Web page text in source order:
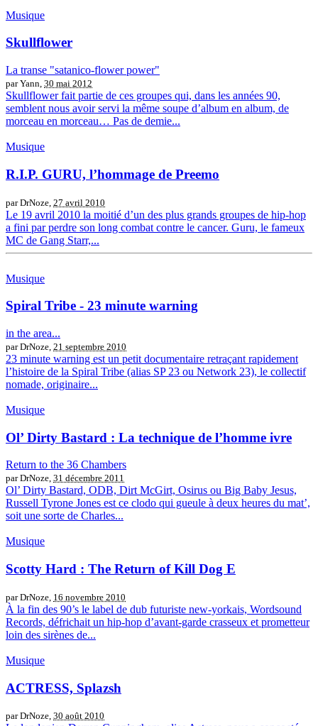
Musique
Skullflower
La transe "satanico-flower power"
par Yann, 30 mai 2012
Skullflower fait partie de ces groupes qui, dans les années 90,
semblent nous avoir servi la même soupe d’album en album, de
morceau en morceau… Pas de demie...
Musique
R.I.P. GURU, l’hommage de Preemo
par DrNoze, 27 avril 2010
Le 19 avril 2010 la moitié d’un des plus grands groupes de hip-hop
a fini par perdre son long combat contre le cancer. Guru, le fameux
MC de Gang Starr,...
Musique
Spiral Tribe - 23 minute warning
in the area...
par DrNoze, 21 septembre 2010
23 minute warning est un petit documentaire retraçant rapidement
l’histoire de la Spiral Tribe (alias SP 23 ou Network 23), le collectif
nomade, originaire...
Musique
Ol’ Dirty Bastard : La technique de l’homme ivre
Return to the 36 Chambers
par DrNoze, 31 décembre 2011
Ol’ Dirty Bastard, ODB, Dirt McGirt, Osirus ou Big Baby Jesus,
Russell Tyrone Jones est ce clodo qui gueule à deux heures du mat’,
soit une sorte de Charles...
Musique
Scotty Hard : The Return of Kill Dog E
par DrNoze, 16 novembre 2010
À la fin des 90’s le label de dub futuriste new-yorkais, Wordsound
Records, défrichait un hip-hop d’avant-garde crasseux et prometteur
loin des sirènes de...
Musique
ACTRESS, Splazsh
par DrNoze, 30 août 2010